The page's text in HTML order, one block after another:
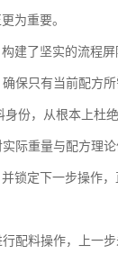
为重要。
建了坚实的流程屏
保只有当前配方
份，从根本上杜绝
际重量与配方理论
锁定下一步操作，
配料操作，上一